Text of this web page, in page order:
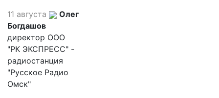
11 августа
Олег
Богдашов
директор ООО
"РК ЭКСПРЕСС" -
радиостанция
"Русское Радио
Омск"